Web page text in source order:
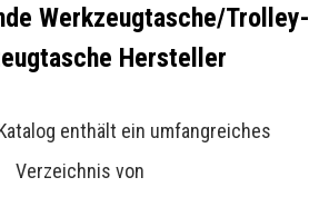
Werkzeugtasche/Trolley-
Hersteller
enthält ein umfangreiches
Verzeichnis von